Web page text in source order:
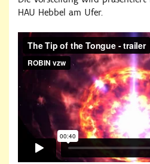
HAU Hebbel am Ufer.